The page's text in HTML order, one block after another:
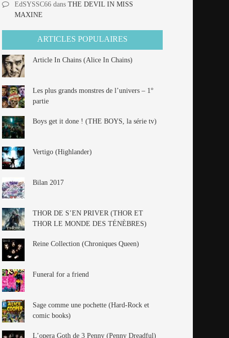
EdSYSSC66 dansTHE DEVIL IN MISS
MAXINE
ARTICLES POPULAIRES
Article In Chains (Alice In Chains)
Les plus grands monstres de l’univers – 1°
partie
Boys get it done ! (THE BOYS, la série tv)
Vertigo (Highlander)
Bilan 2017
THOR DE S’EN PRIVER (THOR ET
THOR LE MONDE DES TÉNÈBRES)
Reine Collection (Chroniques Queen)
Funeral for a friend
Sage comme une pochette (Hard-Rock et
comic books)
L’opera Goth de 3 Penny (Penny Dreadful)